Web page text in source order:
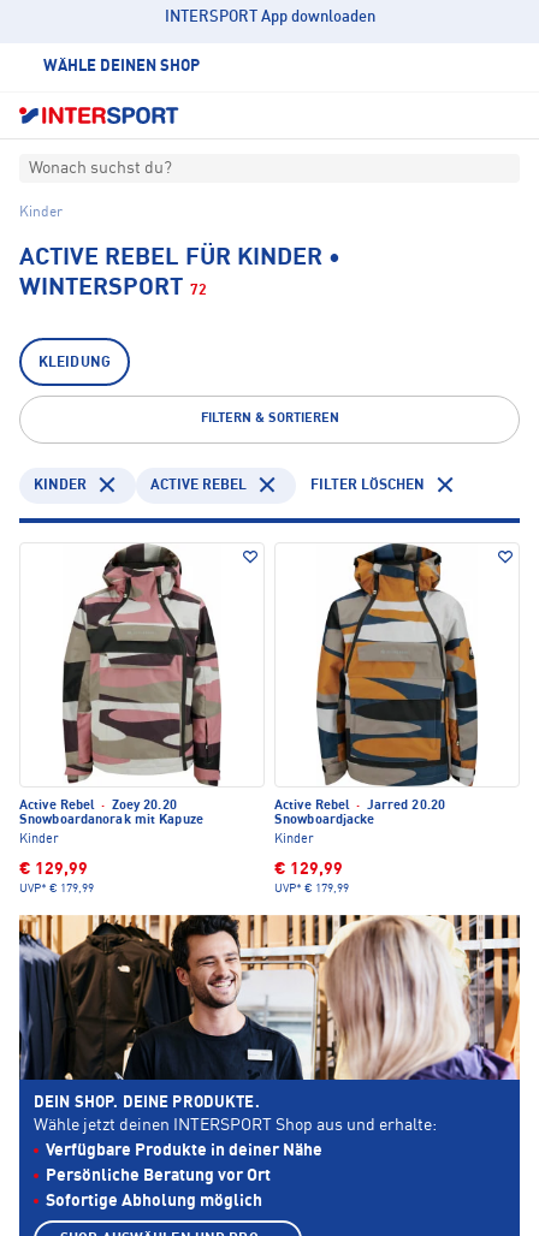
INTERSPORT App downloaden
WÄHLE DEINEN SHOP
Wonach suchst du?
Kinder
ACTIVE REBEL FÜR KINDER •
WINTERSPORT
72
KLEIDUNG
FILTERN & SORTIEREN
KINDER ACTIVE REBEL FILTER LÖSCHEN
Active Rebel · Zoey 20.20
Snowboardanorak mit Kapuze
Kinder
€ 129,99
UVP* € 179,99
Active Rebel · Jarred 20.20
Snowboardjacke
Kinder
€ 129,99
UVP* € 179,99
DEIN SHOP. DEINE PRODUKTE.
Wähle jetzt deinen INTERSPORT Shop aus und erhalte:
Verfügbare Produkte in deiner Nähe
Persönliche Beratung vor Ort
Sofortige Abholung möglich